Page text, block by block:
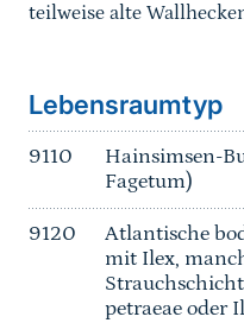
teilweise alte
Lebensraumtyp
9110
Hainsimsen-
Fagetum)
9120
Atlantische
mit Ilex,
petraeae oder